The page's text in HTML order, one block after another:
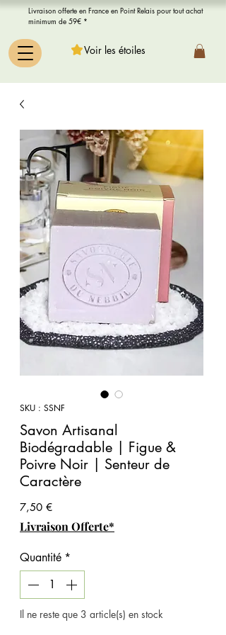
Livraison offerte en France en Point Relais pour tout achat
minimum de 59€ *
Voir les étoiles
SKU : SSNF
Savon Artisanal
Biodégradable | Figue &
Poivre Noir | Senteur de
Caractère
7,50 €Prix
Livraison Offerte*
Quantité *
Il ne reste que 3 article(s) en stock